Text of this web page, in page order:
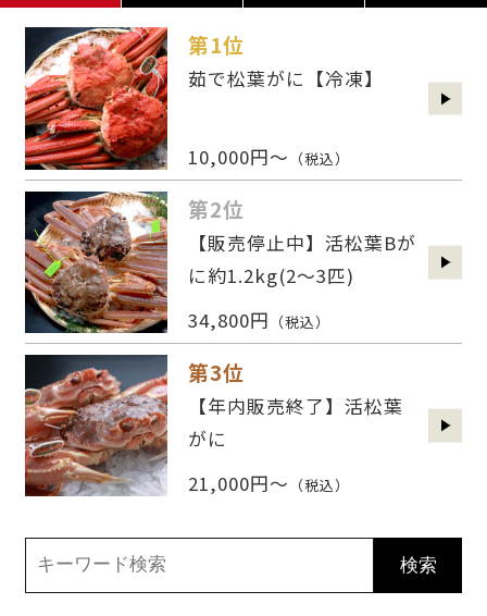
第1位
茹で松葉がに【冷凍】
10,000円～ （税込）
第2位
【販売停止中】活松葉Bが
に約1.2kg(2〜3匹)
34,800円 （税込）
第3位
【年内販売終了】活松葉
がに
21,000円～ （税込）